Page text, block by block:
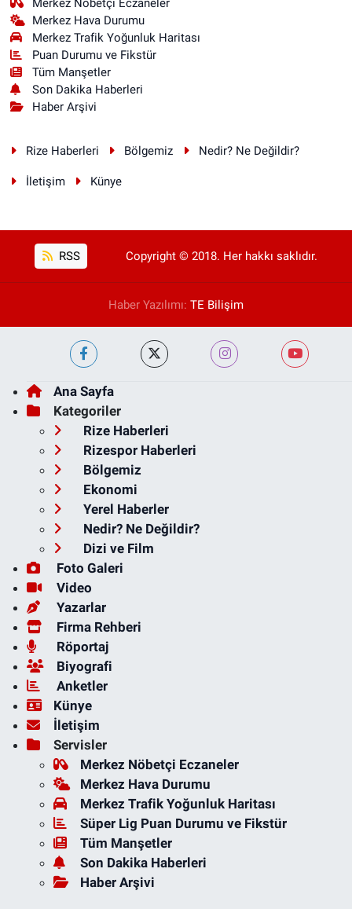
Merkez Hava Durumu
Merkez Trafik Yoğunluk Haritası
Puan Durumu ve Fikstür
Tüm Manşetler
Son Dakika Haberleri
Haber Arşivi
Rize Haberleri Bölgemiz Nedir? Ne Değildir?
İletişim Künye
RSS Copyright © 2018. Her hakkı saklıdır.
Haber Yazılımı: TE Bilişim
Ana Sayfa
Kategoriler
Rize Haberleri
Rizespor Haberleri
Bölgemiz
Ekonomi
Yerel Haberler
Nedir? Ne Değildir?
Dizi ve Film
Foto Galeri
Video
Yazarlar
Firma Rehberi
Röportaj
Biyografi
Anketler
Künye
İletişim
Servisler
Merkez Nöbetçi Eczaneler
Merkez Hava Durumu
Merkez Trafik Yoğunluk Haritası
Süper Lig Puan Durumu ve Fikstür
Tüm Manşetler
Son Dakika Haberleri
Haber Arşivi